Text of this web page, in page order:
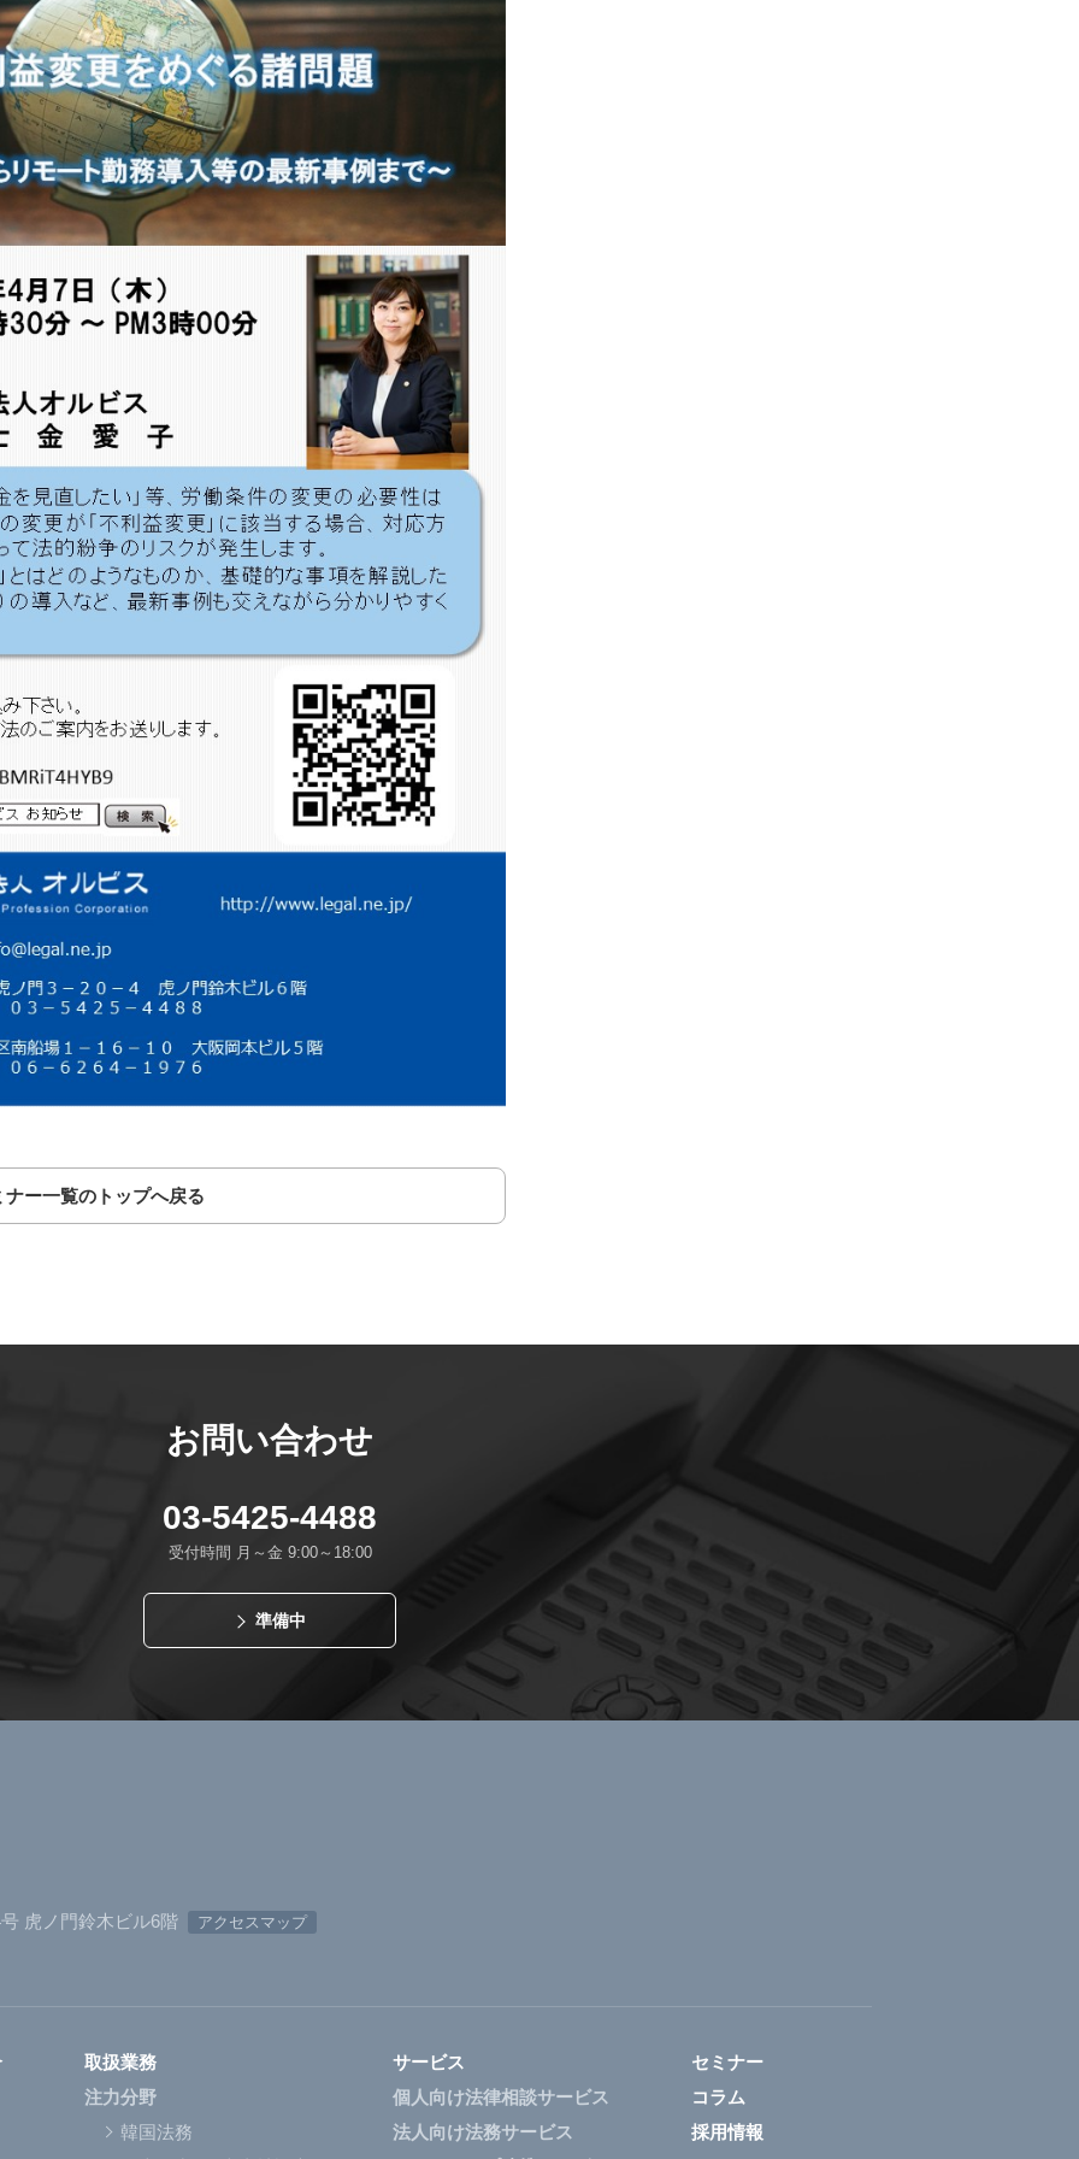
ナー一覧のトップへ戻る
お問い合わせ
03-5425-4488
受付時間 月～金 9:00～18:00
準備中
虎ノ門鈴木ビル6階 アクセスマップ
取扱業務
注力分野
韓国法務
サービス
個人向け法律相談サービス
法人向け法務サービス
セミナー
コラム
採用情報